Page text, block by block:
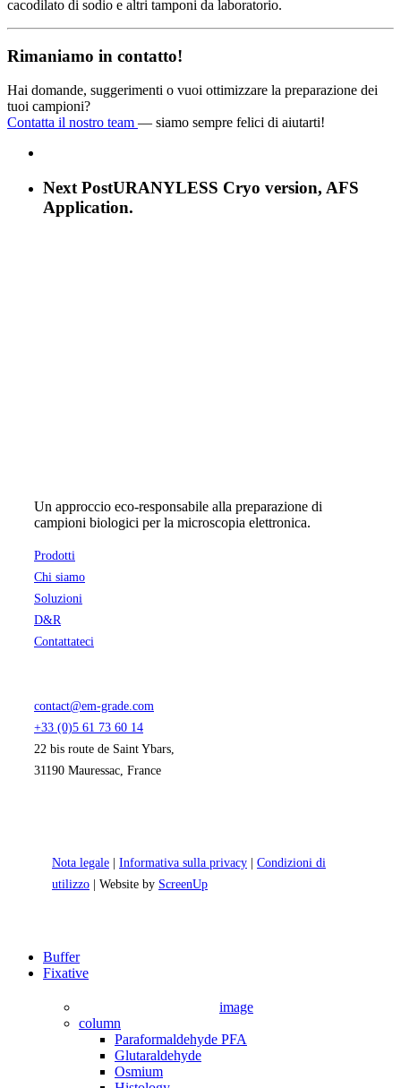
cacodilato di sodio e altri tamponi da laboratorio.
Rimaniamo in contatto!
Hai domande, suggerimenti o vuoi ottimizzare la preparazione dei
tuoi campioni?
Contatta il nostro team — siamo sempre felici di aiutarti!
Next PostURANYLESS Cryo version, AFS
Application.
Un approccio eco-responsabile alla preparazione di
campioni biologici per la microscopia elettronica.
Prodotti
Chi siamo
Soluzioni
D&R
Contattateci
contact@em-grade.com
+33 (0)5 61 73 60 14
22 bis route de Saint Ybars,
31190 Mauressac, France
Nota legale Informativa sulla privacy
Condizioni di
utilizzo | Website by ScreenUp
Close
Menu
Buffer
Fixative
image
column
Paraformaldehyde PFA
Glutaraldehyde
Osmium